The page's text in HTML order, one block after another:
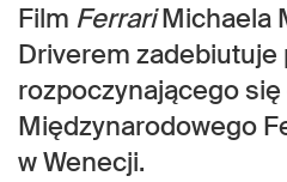
Film FerrariMichaela
Driverem zadebiutuje
rozpoczynającego
Międzynarodowego
w Wenecji.